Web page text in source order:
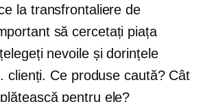
la transfrontaliere de
să cercetați piața
nevoile și dorințele
clienți. Ce produse caută? Cât
pentru ele?